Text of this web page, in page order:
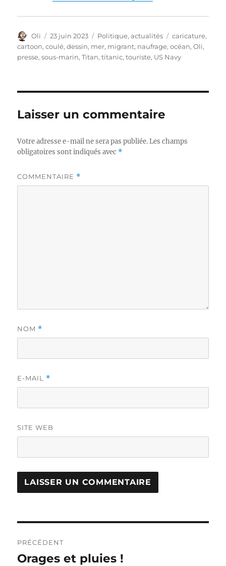
Auteur
Oli
Publié
le
23 juin 2023 Catégories
Politique, actualités Étiquettes
caricature,
cartoon,coulé,dessin, mer, migrant, naufrage,océan,Oli,
presse,sous-marin,Titan,titanic,touriste, US Navy
Laisser un commentaire
Votre adresse e-mail ne sera pas publiée. Les champs
obligatoires sont indiqués avec *
COMMENTAIRE *
NOM *
E-MAIL *
SITE WEB
de
PRÉCÉDENT
Publication
Orages et pluies !